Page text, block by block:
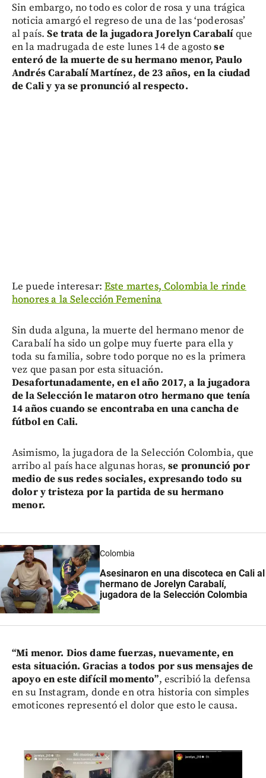
Sin embargo, no todo es color de rosa y una trágica
noticia amargó el regreso de una de las ‘poderosas’
al país.Se trata de la jugadora Jorelyn Carabalíque
en la madrugada de este lunes 14 de agostose
enteró de la muerte de su hermano menor, Paulo
Andrés Carabalí Martínez, de 23 años, en la ciudad
de Cali y ya se pronunció al respecto.
Le puede interesar: Este martes, Colombia le rinde
honores a la Selección Femenina
Sin duda alguna, la muerte del hermano menor de
Carabalí ha sido un golpe muy fuerte para ella y
toda su familia, sobre todo porque no es la primera
vez que pasan por esta situación.
Desafortunadamente, en el año 2017, a la jugadora
de la Selección le mataron otro hermano que tenía
14 años cuando se encontraba en una cancha de
fútbol en Cali.
Asimismo, la jugadora de la Selección Colombia, que
arribo al país hace algunas horas,se pronunció por
medio de sus redes sociales, expresando todo su
dolor y tristeza por la partida de su hermano
menor.
Colombia
Asesinaron en una discoteca en Cali al
hermano de Jorelyn Carabalí,
jugadora de la Selección Colombia
“Mi menor. Dios dame fuerzas, nuevamente, en
esta situación. Gracias a todos por sus mensajes de
apoyo en este difícil momento”, escribió la defensa
en su Instagram, donde en otra historia con simples
emoticones representó el dolor que esto le causa.